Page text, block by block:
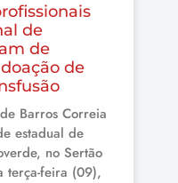
de
de
de
Barros Correia
estadual de
no Sertão
terça-feira (09),